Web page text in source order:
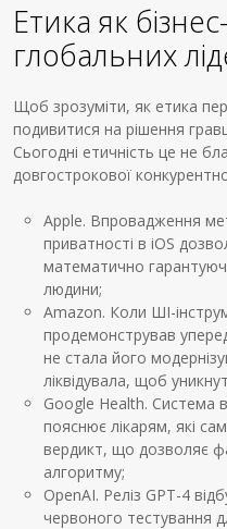
Етика як
глобальних
Щоб зрозуміти, як етика
подивитися на рішення
Сьогодні етичність це не
довгострокової
Apple. Впровадження
приватності в iOS
математично
людини;
Amazon. Коли ШІ-
продемонстрував
не стала його
ліквідувала, щоб
Google Health. Система
пояснює лікарям, які
вердикт, що дозволяє
алгоритму;
OpenAI. Реліз GPT-4
червоного тестування